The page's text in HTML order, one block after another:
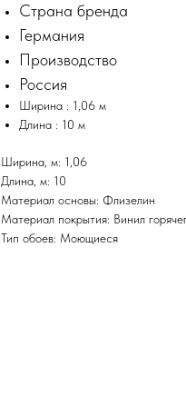
Страна бренда
Германия
Производство
Россия
Ширина : 1,06 м
Длина : 10 м
Ширина, м: 1,06
Длина, м: 10
Материал основы: Флизелин
Материал покрытия: Винил
Тип обоев: Моющиеся